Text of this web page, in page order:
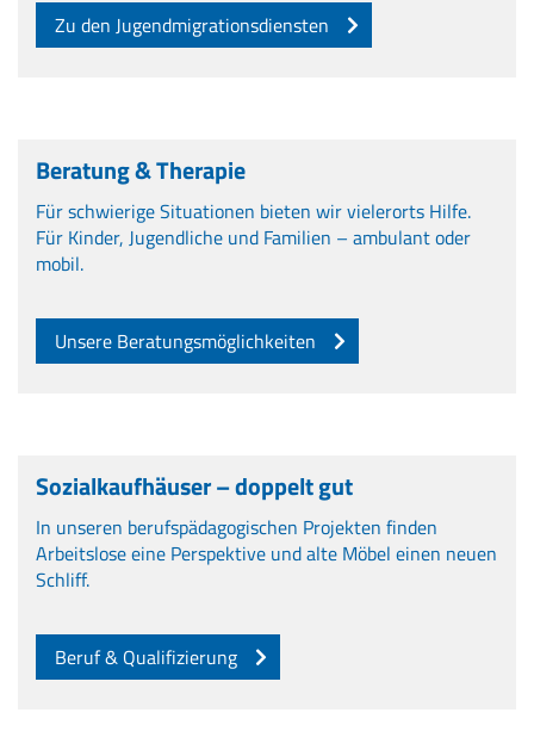
Zu den Jugendmigrationsdiensten
Beratung & Therapie
Für schwierige Situationen bieten wir vielerorts Hilfe.
Für Kinder, Jugendliche und Familien – ambulant oder
mobil.
Unsere Beratungsmöglichkeiten
Sozialkaufhäuser – doppelt gut
In unseren berufspädagogischen Projekten finden
Arbeitslose eine Perspektive und alte Möbel einen neuen
Schliff.
Beruf & Qualifizierung